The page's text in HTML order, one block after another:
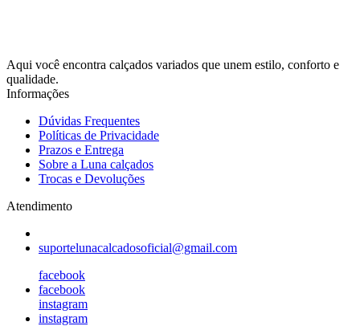
Aqui você encontra calçados variados que unem estilo, conforto e
qualidade.
Informações
Dúvidas Frequentes
Políticas de Privacidade
Prazos e Entrega
Sobre a Luna calçados
Trocas e Devoluções
Atendimento
suportelunacalcadosoficial@gmail.com
facebook
facebook
instagram
instagram